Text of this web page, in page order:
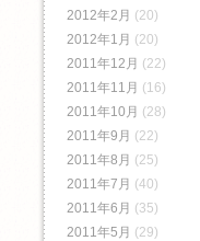
2012年2月 (20)
2012年1月 (20)
2011年12月 (22)
2011年11月 (16)
2011年10月 (28)
2011年9月 (22)
2011年8月 (25)
2011年7月 (40)
2011年6月 (35)
2011年5月 (29)